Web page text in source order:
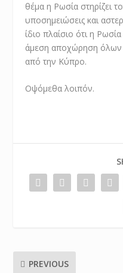
θέμα η Ρωσία στηρίζει
υποσημειώσεις και
ίδιο πλαίσιο ότι η
άμεση αποχώρηση όλων
από την Κύπρο.
Οψόμεθα λοιπόν.
PREVIOUS